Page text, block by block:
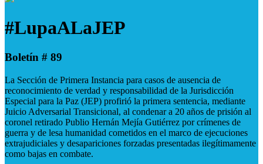
#LupaALaJEP
Boletín # 89
La Sección de Primera Instancia para casos de ausencia de
reconocimiento de verdad y responsabilidad de la Jurisdicción
Especial para la Paz (JEP) profirió la primera sentencia, mediante
Juicio Adversarial Transicional, al condenar a 20 años de prisión al
coronel retirado Publio Hernán Mejía Gutiérrez por crímenes de
guerra y de lesa humanidad cometidos en el marco de ejecuciones
extrajudiciales y desapariciones forzadas presentadas ilegítimamente
como bajas en combate.